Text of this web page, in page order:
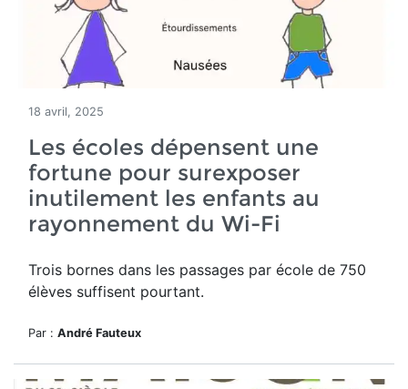
18 avril, 2025
Les écoles dépensent une
fortune pour surexposer
inutilement les enfants au
rayonnement du Wi-Fi
Trois bornes dans les passages par école de 750
élèves suffisent pourtant.
Par : André Fauteux